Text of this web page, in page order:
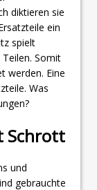
diktieren sie
ein
spielt
Somit
werden. Eine
Was
Schrott
und
gebrauchte